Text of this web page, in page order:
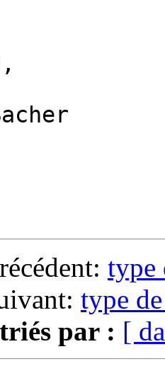
type
type
par : [